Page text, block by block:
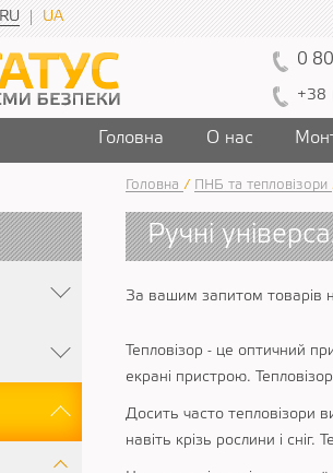
RU UA
0
+38
Головна О нас
Головна / ПНБ та тепловізори
Ручні
Тепловізор - це оптичний
екрані пристрою.
Досить часто тепловізори
навіть крізь рослини і
За вашим запитом товарів